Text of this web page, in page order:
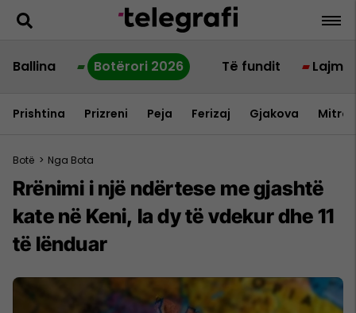
Ballina Botërori 2026 Të fundit Lajme
Prishtina Prizreni Peja Ferizaj Gjakova
Botë > Nga Bota
Rrënimi i një ndërtese me gjashtë
kate në Keni, la dy të vdekur dhe 11
të lënduar